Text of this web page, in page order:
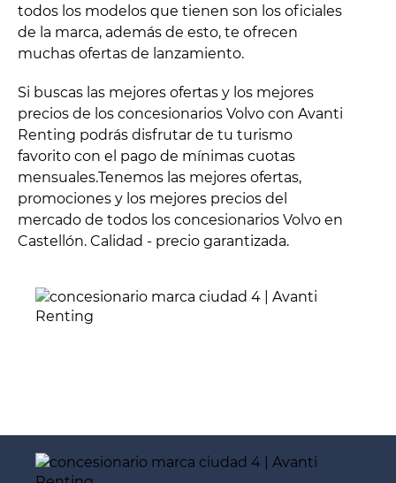
todos los modelos que tienen son los oficiales
de la marca, además de esto, te ofrecen
muchas ofertas de lanzamiento.
Si buscas las mejores ofertas y los mejores
precios de los concesionarios Volvo con Avanti
Renting podrás disfrutar de tu turismo
favorito con el pago de mínimas cuotas
mensuales.Tenemos las mejores ofertas,
promociones y los mejores precios del
mercado de todos los concesionarios Volvo en
Castellón. Calidad - precio garantizada.